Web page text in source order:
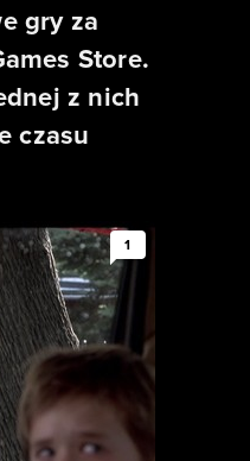
gry za
Store.
z nich
czasu
1